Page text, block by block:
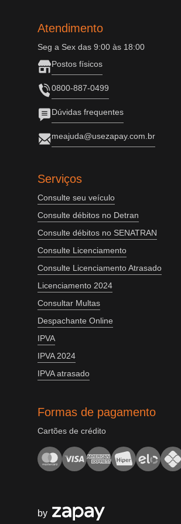
Atendimento
Seg a Sex das 9:00 às 18:00
Postos físicos
0800-887-0499
Dúvidas frequentes
meajuda@usezapay.com.br
Serviços
Consulte seu veículo
Consulte débitos no Detran
Consulte débitos no SENATRAN
Consulte Licenciamento
Consulte Licenciamento Atrasado
Licenciamento 2024
Consultar Multas
Despachante Online
IPVA
IPVA 2024
IPVA atrasado
Formas de pagamento
Cartões de crédito
by